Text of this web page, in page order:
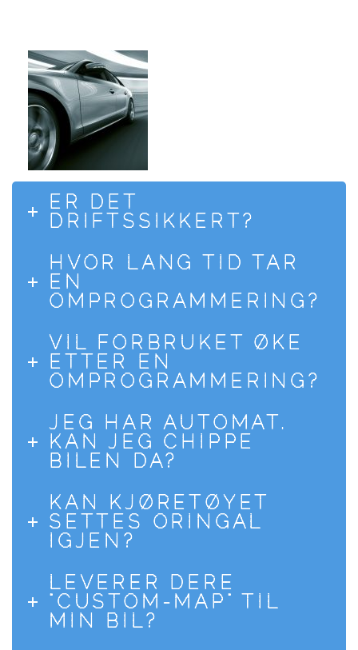
ER DET
DRIFTSSIKKERT?
HVOR LANG TID TAR
EN
OMPROGRAMMERING?
VIL FORBRUKET ØKE
ETTER EN
OMPROGRAMMERING?
JEG HAR AUTOMAT.
KAN JEG CHIPPE
BILEN DA?
KAN KJØRETØYET
SETTES ORINGAL
IGJEN?
LEVERER DERE
"CUSTOM-MAP" TIL
MIN BIL?